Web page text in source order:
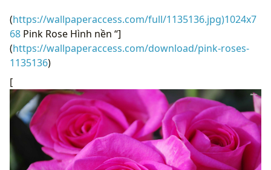
(https://wallpaperaccess.com/full/1135136.jpg)1024x7
68 Pink Rose Hình nền “]
(https://wallpaperaccess.com/download/pink-roses-
1135136)
[